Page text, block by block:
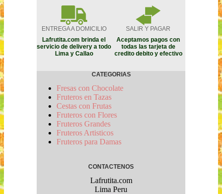
ENTREGA A DOMICILIO
SALIR Y PAGAR
Lafrutita.com brinda el
servicio de delivery a todo
Lima y Callao
Aceptamos pagos con
todas las tarjeta de
credito debito y efectivo
CATEGORIAS
Fresas con Chocolate
Fruteros en Tazas
Cestas con Frutas
Fruteros con Flores
Fruteros Grandes
Fruteros Artisticos
Fruteros para Damas
CONTACTENOS
Lafrutita.com
Lima Peru